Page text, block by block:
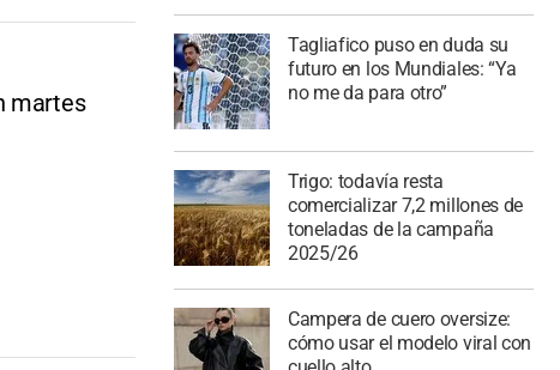
martes
Tagliafico puso en duda su
futuro en los Mundiales: “Ya
no me da para otro”
Trigo: todavía resta
comercializar 7,2 millones de
toneladas de la campaña
2025/26
Campera de cuero oversize:
cómo usar el modelo viral con